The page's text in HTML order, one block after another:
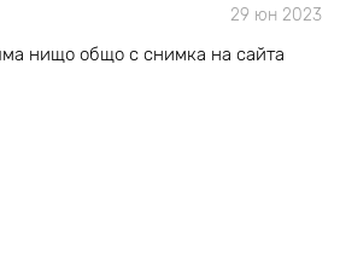
29 юн 2023
нищо общо с снимка на сайта